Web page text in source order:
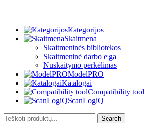
Kategorijos
Skaitmena
Skaitmeninės bibliotekos
Skaitmeninė darbo eiga
Nuskaitymo perkėlimas
ModelPRO
Katalogai
Compatibility tool
ScanLogiQ
Search